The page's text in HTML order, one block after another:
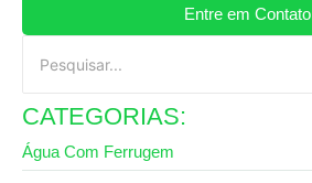
Entre em Contato
CATEGORIAS:
Água Com Ferrugem